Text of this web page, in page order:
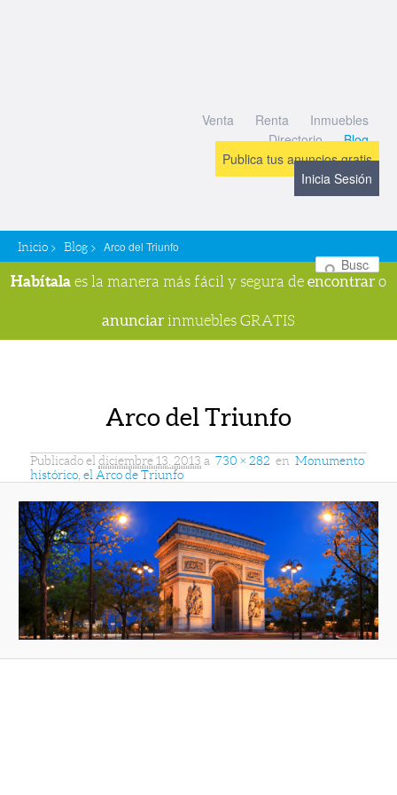
Venta Renta
Inmuebles
Directorio
Blog
Publica tus anuncios gratis
Inicia Sesión
Inicio > Blog > Arco del Triunfo
Habítala es la manera más fácil y segura de encontrar o
anunciar inmuebles GRATIS
Arco del Triunfo
Publicado el diciembre 13, 2013 a 730 × 282 en Monumento
histórico, el Arco de Triunfo